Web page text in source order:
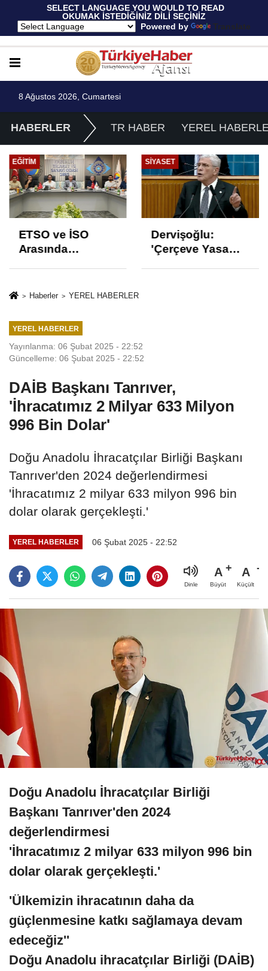
SELECT LANGUAGE YOU WOULD TO READ
OKUMAK İSTEDİĞİNİZ DİLİ SEÇİNİZ
Powered by
Translate
8 Ağustos 2026, Cumartesi
HABERLER TR HABER YEREL
EĞITIM
ETSO ve İSO
Arasında
Protokolü
SIYASET
Dervişoğlu:
'Çerçeve Yasa
Haberler YEREL HABERLER
YEREL HABERLER
Yayınlanma: 06 Şubat 2025 - 22:52
Güncelleme: 06 Şubat 2025 - 22:52
DAİB Başkanı Tanrıver,
'İhracatımız 2 Milyar 633 Milyon
996 Bin Dolar'
Doğu Anadolu İhracatçılar Birliği Başkanı
Tanrıver'den 2024 değerlendirmesi
'İhracatımız 2 milyar 633 milyon 996 bin
dolar olarak gerçekleşti.'
YEREL HABERLER 06 Şubat 2025 - 22:52
Dinle
A
Büyüt
A
Küçült
Doğu Anadolu İhracatçılar Birliği
Başkanı Tanrıver'den 2024
değerlendirmesi
'İhracatımız 2 milyar 633 milyon 996 bin
dolar olarak gerçekleşti.'
'Ülkemizin ihracatının daha da
güçlenmesine katkı sağlamaya devam
edeceğiz''
Doğu Anadolu ihracatçılar Birliği (DAİB)